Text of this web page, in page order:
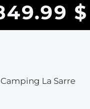
$
La Sarre